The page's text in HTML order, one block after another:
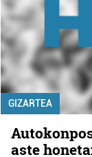
GIZARTEA
aste